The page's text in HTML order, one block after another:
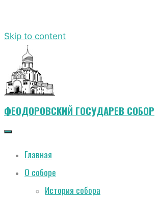
Skip to content
ФЕОДОРОВСКИЙ ГОСУДАРЕВ СОБОР
Главная
О соборе
История собора